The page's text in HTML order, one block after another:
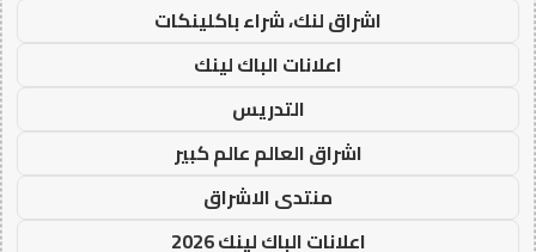
اشراق لنك، شراء باكلينكات
اعلانات الباك لينك
التدريس
اشراق العالم عالم كبير
منتدى الاشراق
اعلانات الباك لينك 2026